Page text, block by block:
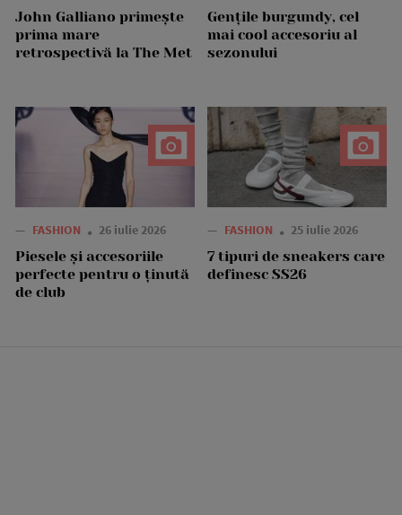
John Galliano primește
prima mare
retrospectivă la The Met
Gențile burgundy, cel
mai cool accesoriu al
sezonului
— FASHION 26 iulie 2026
Piesele și accesoriile
perfecte pentru o ținută
de club
— FASHION 25 iulie 2026
7 tipuri de sneakers care
definesc SS26